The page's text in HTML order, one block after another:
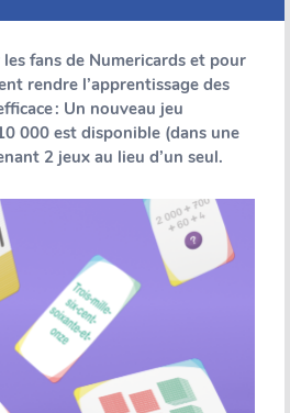
fans de Numericards et pour
rendre l’apprentissage des
: Un nouveau jeu
000 est disponible (dans une
2 jeux au lieu d’un seul.